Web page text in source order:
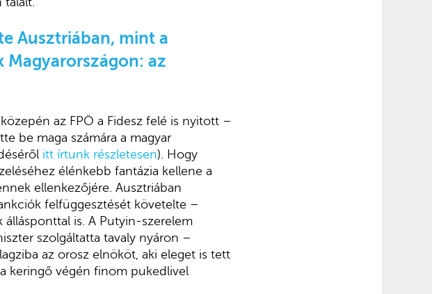
Ausztriában, mint a
az
az FPÖ a Fidesz felé is nyitott –
be maga számára a magyar
itt írtunk részletesen). Hogy
élénkebb fantázia kellene a
ellenkezőjére. Ausztriában
felfüggesztését követelte –
is. A Putyin-szerelem
szolgáltatta tavaly nyáron –
az orosz elnököt, aki eleget is tett
keringő végén finom pukedlivel